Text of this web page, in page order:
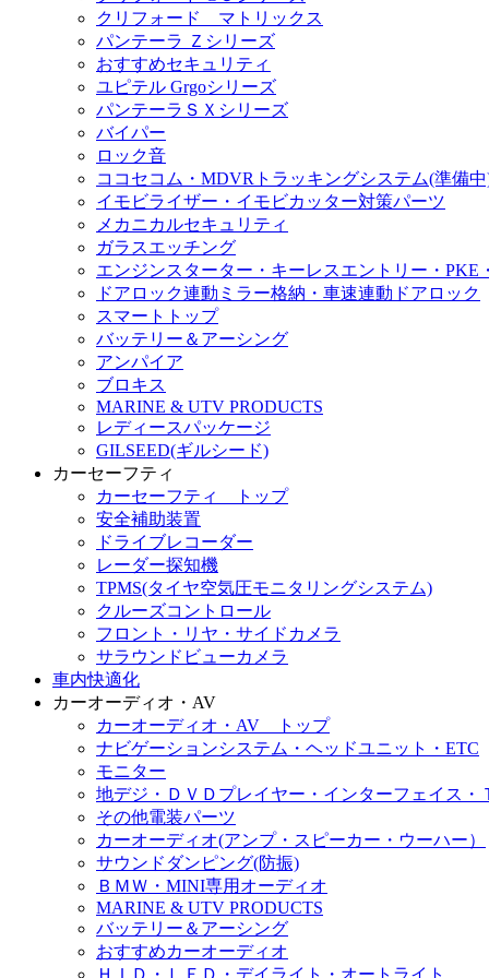
クリフォード マトリックス
パンテーラ Ｚシリーズ
おすすめセキュリティ
ユピテル Grgoシリーズ
パンテーラＳＸシリーズ
バイパー
ロック音
ココセコム・MDVRトラッキングシステム(準備
イモビライザー・イモビカッター対策パーツ
メカニカルセキュリティ
ガラスエッチング
エンジンスターター・キーレスエントリー・PKE
ドアロック連動ミラー格納・車速連動ドアロック
スマートトップ
バッテリー＆アーシング
アンパイア
ブロキス
MARINE & UTV PRODUCTS
レディースパッケージ
GILSEED(ギルシード)
カーセーフティ
カーセーフティ トップ
安全補助装置
ドライブレコーダー
レーダー探知機
TPMS(タイヤ空気圧モニタリングシステム)
クルーズコントロール
フロント・リヤ・サイドカメラ
サラウンドビューカメラ
車内快適化
カーオーディオ・AV
カーオーディオ・AV トップ
ナビゲーションシステム・ヘッドユニット・ETC
モニター
地デジ・ＤＶＤプレイヤー・インターフェイス・
その他電装パーツ
カーオーディオ(アンプ・スピーカー・ウーハー）
サウンドダンピング(防振)
ＢＭＷ・MINI専用オーディオ
MARINE & UTV PRODUCTS
バッテリー＆アーシング
おすすめカーオーディオ
ＨＩＤ・ＬＥＤ・デイライト・オートライト